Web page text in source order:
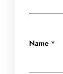
Name *